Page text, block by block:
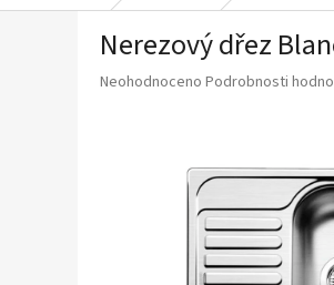
Nerezový dřez
Průměrné
Neohodnoceno Podrobnosti